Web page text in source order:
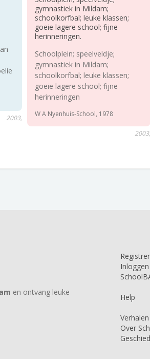
2003,
gymnastiek in Mildam;
schoolkorfbal; leuke klassen;
goeie lagere school; fijne
herinneringen.
Schoolplein; speelveldje;
gymnastiek in Mildam;
schoolkorfbal; leuke klassen;
goeie lagere school; fijne
herinneringen
W A Nyenhuis-School, 1978
2003,
en ontvang leuke
Inloggen
Help
Verhalen
Over